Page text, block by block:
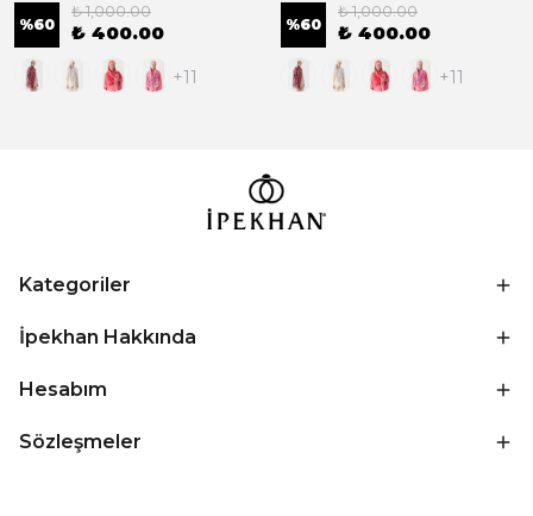
%60
₺ 1,000.00
₺ 400.00
+11
%60
₺ 1,000.00
₺ 400.00
+11
Kategoriler
İpekhan Hakkında
Hesabım
Sözleşmeler